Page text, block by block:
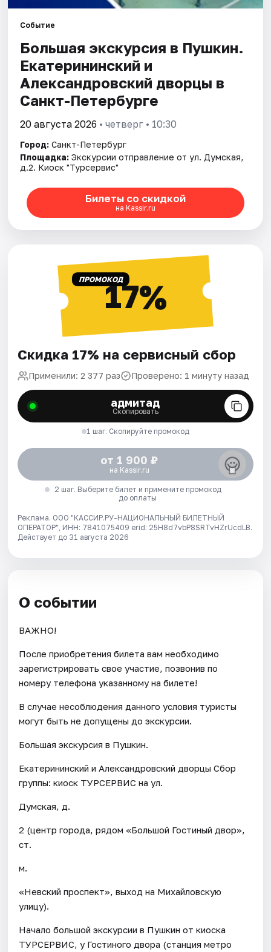
Событие
Большая экскурсия в Пушкин.
Екатерининский и
Александровский дворцы в
Санкт-Петербурге
20 августа 2026 • четверг • 10:30
Город: Санкт-Петербург
Площадка: Экскурсии отправление от ул. Думская,
д.2. Киоск "Турсервис"
Билеты со скидкой
на Kassir.ru
ПРОМОКОД17%
Скидка 17% на сервисный сбор
Применили: 2 377 раз Проверено: 1 минуту назад
адмитад
Скопировать
1 шаг. Скопируйте промокод
от 1 900 ₽
на Kassir.ru
2 шаг. Выберите билет и примените промокод
до оплаты
Реклама. ООО "КАССИР.РУ-НАЦИОНАЛЬНЫЙ БИЛЕТНЫЙ
ОПЕРАТОР", ИНН: 7841075409 erid: 25H8d7vbP8SRTvHZrUcdLB.
Действует до 31 августа 2026
О событии
ВАЖНО!
После приобретения билета вам необходимо
зарегистрировать свое участие, позвонив по
номеру телефона указанному на билете!
В случае несоблюдения данного условия туристы
могут быть не допущены до экскурсии.
Большая экскурсия в Пушкин.
Екатерининский и Александровский дворцы Сбор
группы: киоск ТУРСЕРВИС на ул.
Думская, д.
2 (центр города, рядом «Большой Гостиный двор»,
ст.
м.
«Невский проспект», выход на Михайловскую
улицу).
Начало большой экскурсии в Пушкин от киоска
ТУРСЕРВИС, у Гостиного двора (станция метро